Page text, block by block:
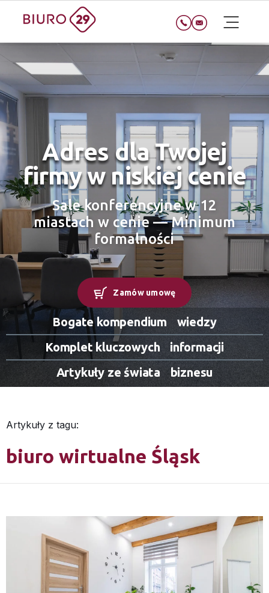
Adres dla Twojej
firmy w niskiej cenie
Sale konferencyjne w 12
miastach w cenie — Minimum
formalności
Bogate kompendium wiedzy
Komplet kluczowych informacji
Artykuły ze świata biznesu
Zamów umowę
Artykuły z tagu:
biuro wirtualne Śląsk